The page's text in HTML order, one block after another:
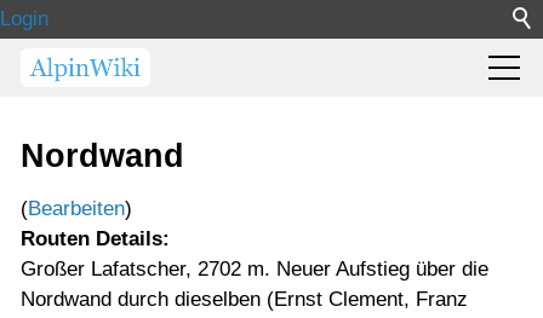
Login
Nordwand
(Bearbeiten)
Routen Details:
Großer Lafatscher, 2702 m. Neuer Aufstieg über die
Nordwand durch dieselben (Ernst Clement, Franz